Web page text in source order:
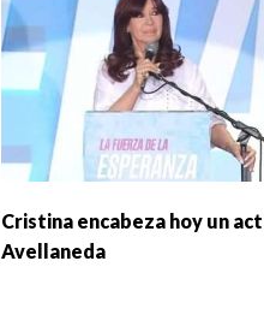
Cristina encabeza hoy un
Avellaneda